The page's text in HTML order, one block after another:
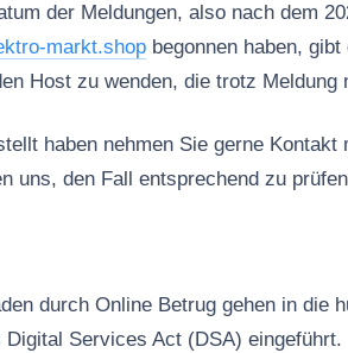
der Meldungen, also nach dem
markt.shop begonnen haben,
Host zu wenden, die trotz Meldung
haben nehmen Sie gerne
uns, den Fall entsprechend zu
durch Online Betrug gehen in die
Services Act (DSA)